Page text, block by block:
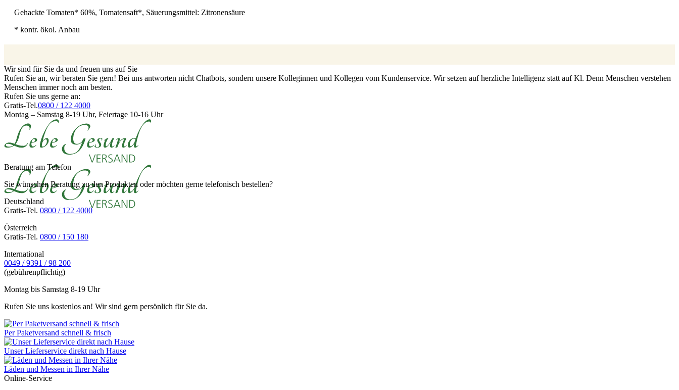
Gehackte Tomaten* 60%, Tomatensaft*, Säuerungsmittel: Zitronensäure
* kontr. ökol. Anbau
Wir sind für Sie da und freuen uns auf Sie
Rufen Sie an, wir beraten Sie gern! Bei uns antworten nicht Chatbots, sondern unsere Kolleginnen und Kollegen vom Kundenservice. Wir setzen auf herzliche Intelligenz statt auf Kl. Denn Menschen verstehen
Menschen immer noch am besten.
Rufen Sie uns gerne an:
Gratis-Tel.0800 / 122 4000
Montag – Samstag 8-19 Uhr, Feiertage 10-16 Uhr
Beratung am Telefon
Sie wünschen Beratung zu den Produkten oder möchten gerne telefonisch bestellen?
Deutschland
Gratis-Tel. 0800 / 122 4000
Österreich
Gratis-Tel. 0800 / 150 180
International
0049 / 9391 / 98 200
(gebührenpflichtig)
Montag bis Samstag 8-19 Uhr
Rufen Sie uns kostenlos an! Wir sind gern persönlich für Sie da.
Per Paketversand schnell & frisch
Unser Lieferservice direkt nach Hause
Läden und Messen in Ihrer Nähe
Online-Service